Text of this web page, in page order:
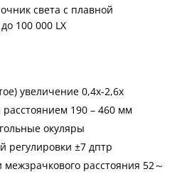
света с плавной
100 000 LX
увеличение 0,4x-2,6x
190 – 460 мм
окуляры
регулировки ±7 дптр
расстояния 52～